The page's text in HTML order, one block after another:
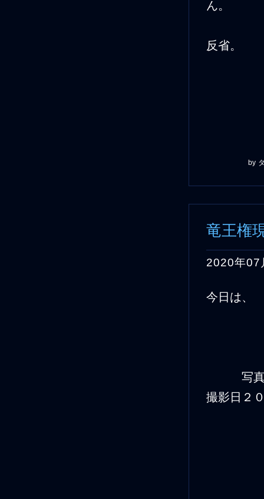
ん。 竜
反省。
by
竜王権
2020年07
今日は
写真
撮影日２